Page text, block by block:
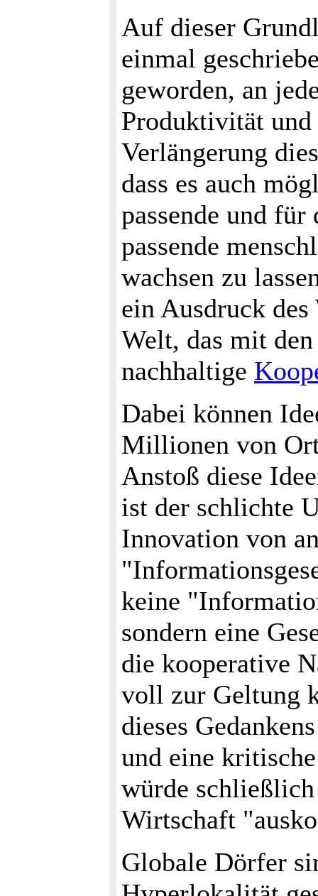
Auf dieser
einmal
geworden, an
Produktivität
Verlängerung
dass es auch
passende und
passende
wachsen zu
ein Ausdruck des
Welt, das mit
nachhaltige
Dabei können
Millionen von
Anstoß diese
ist der schlichte
Innovation von
keine
sondern eine
die kooperative
voll zur Geltung
dieses
und eine
würde
Wirtschaft
Globale Dörfer